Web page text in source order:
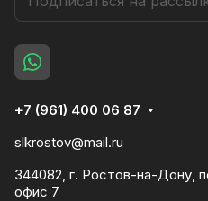
+7 (961) 400 06 87
slkrostov@mail.ru
344082, г. Ростов-на-Дону,
офис 7